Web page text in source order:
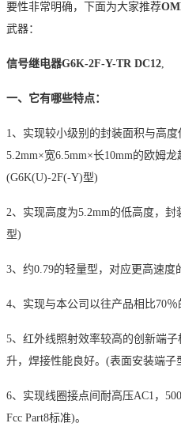
要性非常明确，下面为大家推荐
武器：
信号继电器G6K-2F-Y-TR DC12,
一、它有哪些特点：
1、 实现较小级别的封装面积与高
5.2mm×宽6.5mm×长10mm的欧姆
(G6K(U)-2F(-Y)型)
2、 实现高度为5.2mm的低高度，
型)
3、 约0.79的轻量型，对应更高速度
4、 实现与本公司以往产品相比70
5、 红外线照射效率较高的创新端子
升，焊接性能良好。(表面安装端子
6、 实现线圈接点间耐高压AC1，
Fcc Part8标准)。